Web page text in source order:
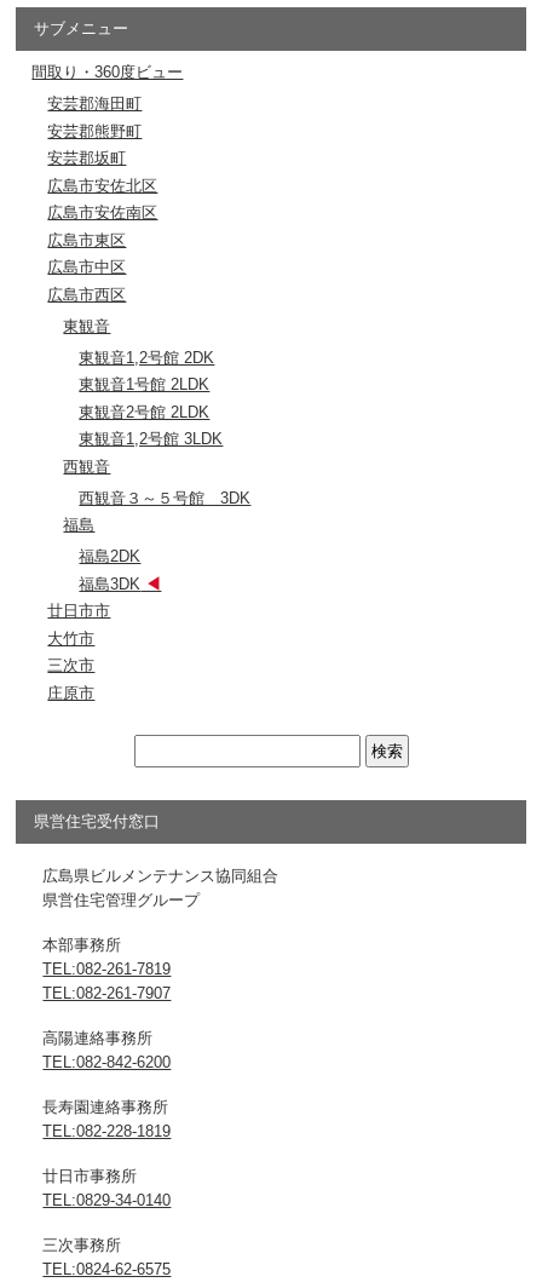
サブメニュー
間取り・360度ビュー
安芸郡海田町
安芸郡熊野町
安芸郡坂町
広島市安佐北区
広島市安佐南区
広島市東区
広島市中区
広島市西区
東観音
東観音1,2号館 2DK
東観音1号館 2LDK
東観音2号館 2LDK
東観音1,2号館 3LDK
西観音
西観音３～５号館 3DK
福島
福島2DK
福島3DK
廿日市市
大竹市
三次市
庄原市
県営住宅受付窓口
広島県ビルメンテナンス協同組合
県営住宅管理グループ
本部事務所
TEL:082-261-7819
TEL:082-261-7907
高陽連絡事務所
TEL:082-842-6200
長寿園連絡事務所
TEL:082-228-1819
廿日市事務所
TEL:0829-34-0140
三次事務所
TEL:0824-62-6575